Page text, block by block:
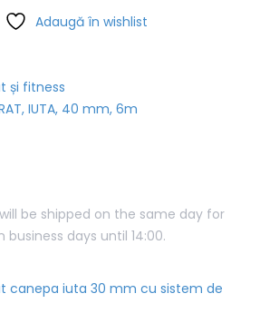
Adaugă în wishlist
și fitness
IUTA, 40 mm, 6m
be shipped on the same day for
business days until 14:00.